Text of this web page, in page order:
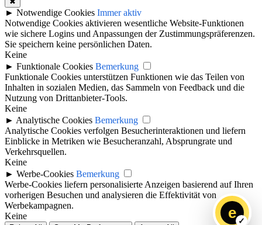
e
► Notwendige Cookies Immer aktiv
Notwendige Cookies aktivieren wesentliche Website-Funktionen
wie sichere Logins und Anpassungen der Zustimmungspräferenzen.
Sie speichern keine persönlichen Daten.
Keine
► Funktionale Cookies Bemerkung
Funktionale Cookies unterstützen Funktionen wie das Teilen von
Inhalten in sozialen Medien, das Sammeln von Feedback und die
Nutzung von Drittanbieter-Tools.
Keine
► Analytische Cookies Bemerkung
Analytische Cookies verfolgen Besucherinteraktionen und liefern
Einblicke in Metriken wie Besucheranzahl, Absprungrate und
Verkehrsquellen.
Keine
► Werbe-Cookies Bemerkung
Werbe-Cookies liefern personalisierte Anzeigen basierend auf Ihren
vorherigen Besuchen und analysieren die Effektivität von
Werbekampagnen.
Keine